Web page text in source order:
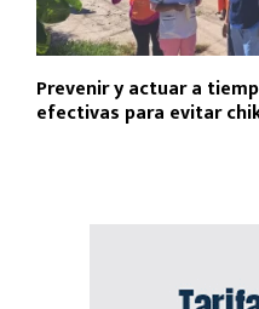
Prevenir y actuar a
efectivas para evitar